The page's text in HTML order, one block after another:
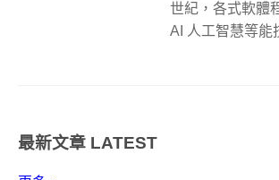
世紀，各式軟體
AI 人工智慧等能
最新文章 LATEST